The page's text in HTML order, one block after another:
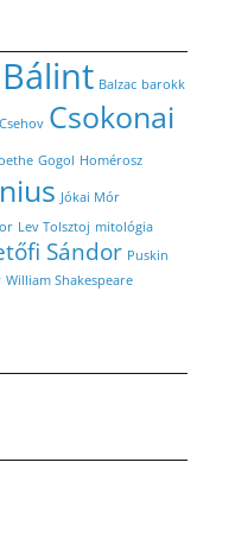
Balzac barokk
Csehov Csokonai
Gogol Homérosz
Jókai Mór
Lev Tolsztoj mitológia
Sándor Puskin
William Shakespeare